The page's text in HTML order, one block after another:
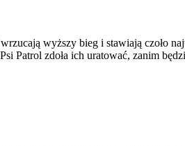
wyższy bieg i stawiają czoło
Patrol zdoła ich uratować, zanim